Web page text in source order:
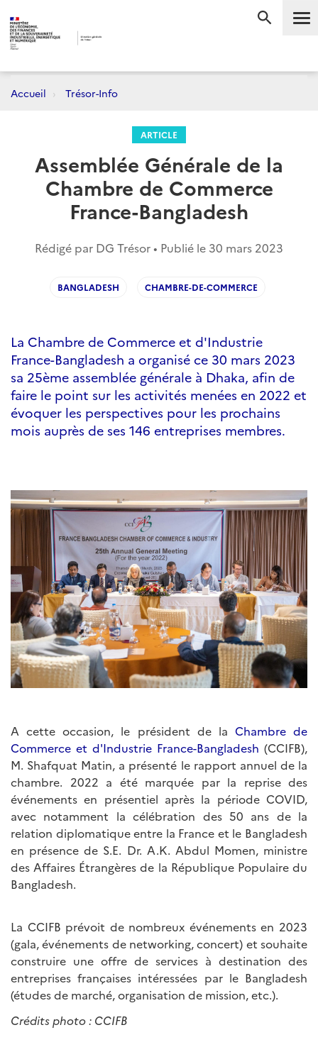
Accueil Trésor-Info
ARTICLE
Assemblée Générale de la
Chambre de Commerce
France-Bangladesh
Rédigé par DG Trésor • Publié le 30 mars 2023
BANGLADESH CHAMBRE-DE-COMMERCE
La Chambre de Commerce et d'Industrie
France-Bangladesh a organisé ce 30 mars 2023
sa 25ème assemblée générale à Dhaka, afin de
faire le point sur les activités menées en 2022 et
évoquer les perspectives pour les prochains
mois auprès de ses 146 entreprises membres.
A cette occasion, le président de la Chambre de
Commerce et d'Industrie France-Bangladesh (CCIFB),
M. Shafquat Matin, a présenté le rapport annuel de la
chambre. 2022 a été marquée par la reprise des
événements en présentiel après la période COVID,
avec notamment la célébration des 50 ans de la
relation diplomatique entre la France et le Bangladesh
en présence de S.E. Dr. A.K. Abdul Momen, ministre
des Affaires Étrangères de la République Populaire du
Bangladesh.
La CCIFB prévoit de nombreux événements en 2023
(gala, événements de networking, concert) et souhaite
construire une offre de services à destination des
entreprises françaises intéressées par le Bangladesh
(études de marché, organisation de mission, etc.).
Crédits photo : CCIFB